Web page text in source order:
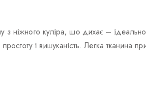
з ніжного куліра, що дихає –
і вишуканість. Легка тканина